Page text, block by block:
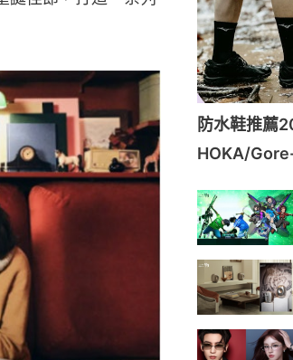
防水鞋推薦
HOKA/